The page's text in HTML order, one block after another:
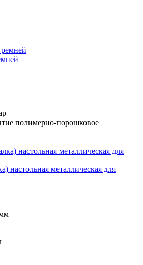
полимерно-порошковое
настольная металлическая для